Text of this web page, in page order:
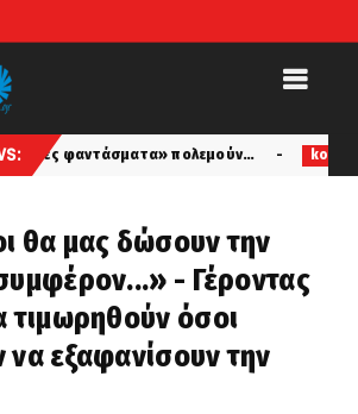
πολεμούν… koinonia Η
θα μας δώσουν την
- Γέροντας
τιμωρηθούν όσοι
να εξαφανίσουν την